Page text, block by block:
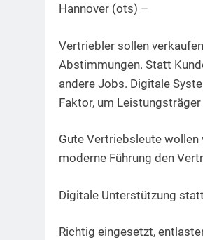
Hannover (ots) –
Vertriebler sollen
Abstimmungen. Statt
andere Jobs. Digitale
Faktor, um
Gute Vertriebsleute wollen
moderne Führung den
Digitale Unterstützung
Richtig eingesetzt,